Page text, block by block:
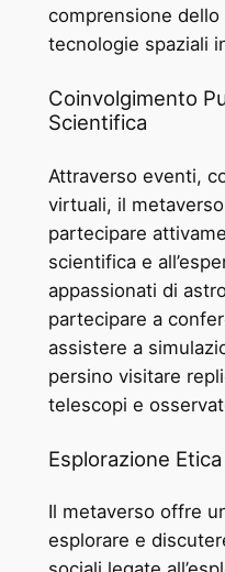
comprensione
tecnologie spaziali
Coinvolgimento
Scientifica
Attraverso eventi,
virtuali, il
partecipare
scientifica e
appassionati di
partecipare a
assistere a
persino visitare
telescopi e
Esplorazione
Il metaverso offre
esplorare e